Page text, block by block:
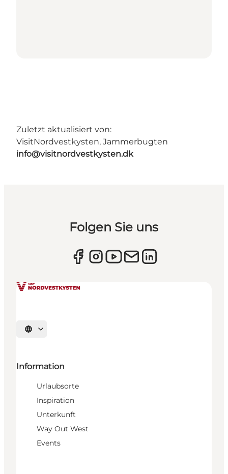
Zuletzt aktualisiert von:
VisitNordvestkysten, Jammerbugten
info@visitnordvestkysten.dk
Folgen Sie uns
Sprache auswählen
Information
Urlaubsorte
Inspiration
Unterkunft
Way Out West
Events